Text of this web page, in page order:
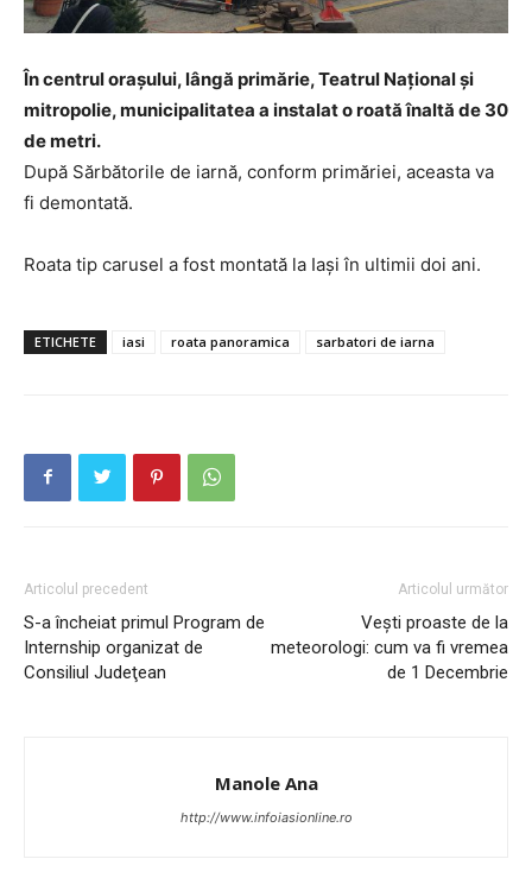
În centrul orașului, lângă primărie, Teatrul Național și
mitropolie, municipalitatea a instalat o roată înaltă de 30
de metri.
După Sărbătorile de iarnă, conform primăriei, aceasta va
fi demontată.
Roata tip carusel a fost montată la Iași în ultimii doi ani.
ETICHETE iasi roata panoramica sarbatori de iarna
Articolul precedent
S-a încheiat primul Program de
Internship organizat de
Consiliul Judeţean
Articolul următor
Vești proaste de la
meteorologi: cum va fi vremea
de 1 Decembrie
Manole Ana
http://www.infoiasionline.ro